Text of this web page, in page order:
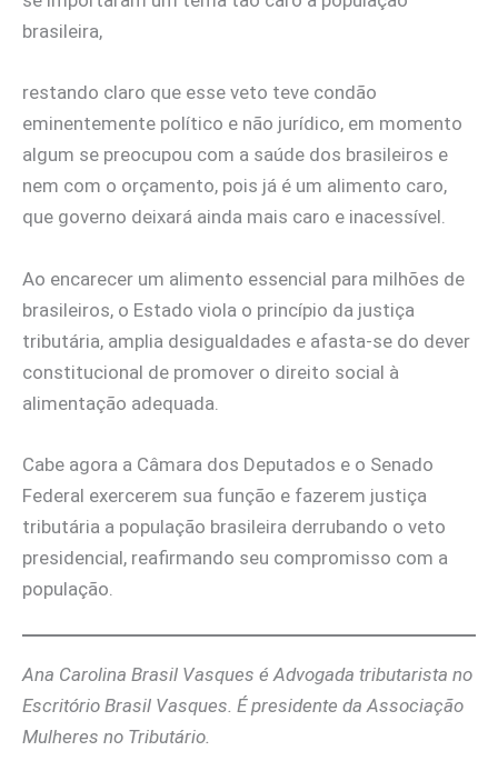
brasileira,
restando claro que esse veto teve condão
eminentemente político e não jurídico, em momento
algum se preocupou com a saúde dos brasileiros e
nem com o orçamento, pois já é um alimento caro,
que governo deixará ainda mais caro e inacessível.
Ao encarecer um alimento essencial para milhões de
brasileiros, o Estado viola o princípio da justiça
tributária, amplia desigualdades e afasta-se do dever
constitucional de promover o direito social à
alimentação adequada.
Cabe agora a Câmara dos Deputados e o Senado
Federal exercerem sua função e fazerem justiça
tributária a população brasileira derrubando o veto
presidencial, reafirmando seu compromisso com a
população.
Ana Carolina Brasil Vasques é Advogada tributarista no
Escritório Brasil Vasques. É presidente da Associação
Mulheres no Tributário.